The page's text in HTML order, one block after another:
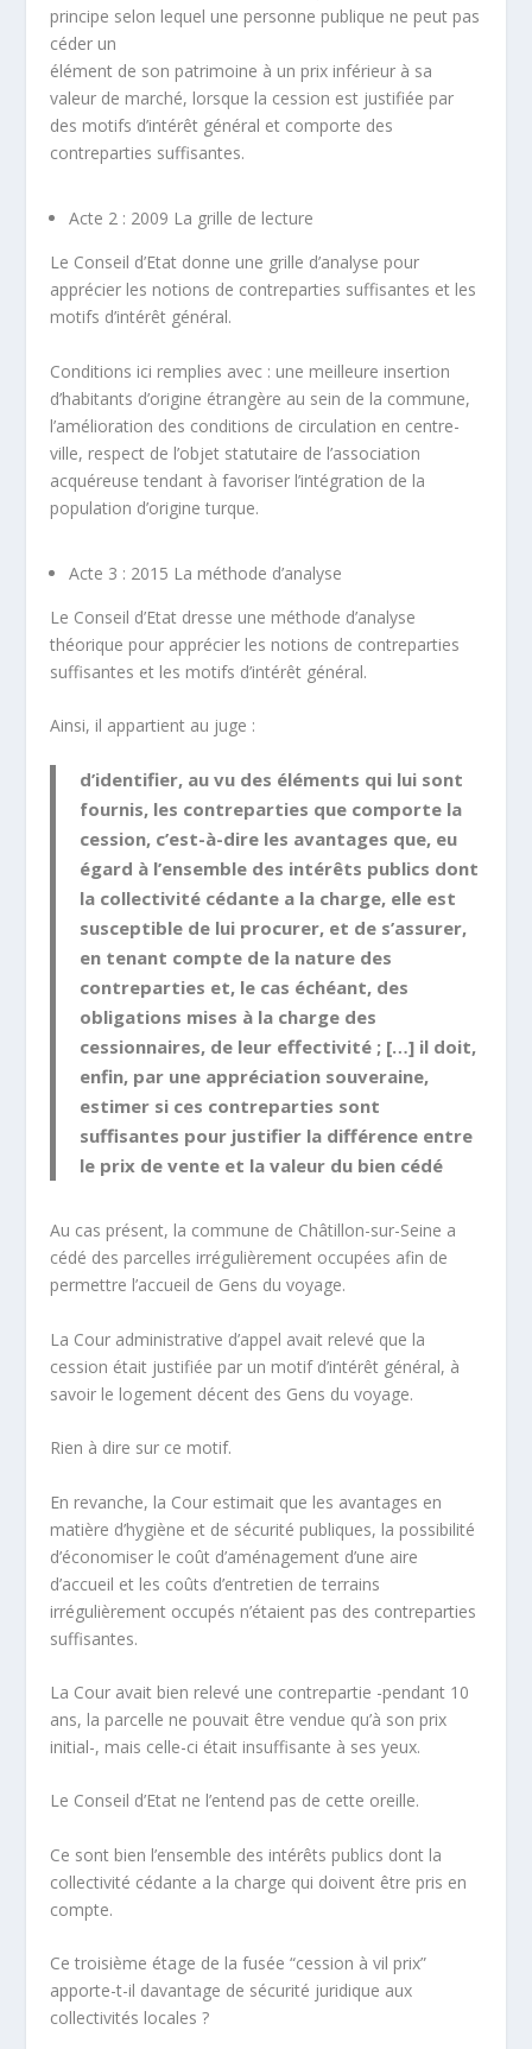
principe selon lequel une personne publique ne peut pas
céder un
élément de son patrimoine à un prix inférieur à sa
valeur de marché, lorsque la cession est justifiée par
des motifs d’intérêt général et comporte des
contreparties suffisantes.
Acte 2 : 2009 La grille de lecture
Le Conseil d’Etat donne une grille d’analyse pour
apprécier les notions de contreparties suffisantes et les
motifs d’intérêt général.
Conditions ici remplies avec : une meilleure insertion
d’habitants d’origine étrangère au sein de la commune,
l’amélioration des conditions de circulation en centre-
ville, respect de l’objet statutaire de l’association
acquéreuse tendant à favoriser l’intégration de la
population d’origine turque.
Acte 3 : 2015 La méthode d’analyse
Le Conseil d’Etat dresse une méthode d’analyse
théorique pour apprécier les notions de contreparties
suffisantes et les motifs d’intérêt général.
Ainsi, il appartient au juge :
d’identifier, au vu des éléments qui lui sont
fournis, les contreparties que comporte la
cession, c’est-à-dire les avantages que, eu
égard à l’ensemble des intérêts publics dont
la collectivité cédante a la charge, elle est
susceptible de lui procurer, et de s’assurer,
en tenant compte de la nature des
contreparties et, le cas échéant, des
obligations mises à la charge des
cessionnaires, de leur effectivité ; […] il doit,
enfin, par une appréciation souveraine,
estimer si ces contreparties sont
suffisantes pour justifier la différence entre
le prix de vente et la valeur du bien cédé
Au cas présent, la commune de Châtillon-sur-Seine a
cédé des parcelles irrégulièrement occupées afin de
permettre l’accueil de Gens du voyage.
La Cour administrative d’appel avait relevé que la
cession était justifiée par un motif d’intérêt général, à
savoir le logement décent des Gens du voyage.
Rien à dire sur ce motif.
En revanche, la Cour estimait que les avantages en
matière d’hygiène et de sécurité publiques, la possibilité
d’économiser le coût d’aménagement d’une aire
d’accueil et les coûts d’entretien de terrains
irrégulièrement occupés n’étaient pas des contreparties
suffisantes.
La Cour avait bien relevé une contrepartie -pendant 10
ans, la parcelle ne pouvait être vendue qu’à son prix
initial-, mais celle-ci était insuffisante à ses yeux.
Le Conseil d’Etat ne l’entend pas de cette oreille.
Ce sont bien l’ensemble des intérêts publics dont la
collectivité cédante a la charge qui doivent être pris en
compte.
Ce troisième étage de la fusée “cession à vil prix”
apporte-t-il davantage de sécurité juridique aux
collectivités locales ?